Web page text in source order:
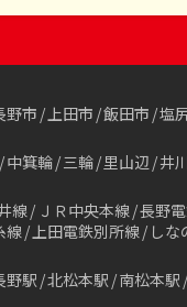
野市 上田市 飯田市 塩
中箕輪 三輪 里山辺 井
線 ＪＲ中央本線 長野
線 上田電鉄別所線 しな
野駅 北松本駅 南松本駅